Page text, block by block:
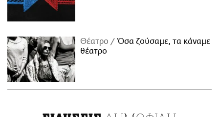
Θέατρο
Όσα ζούσαμε, τα κάναμε
θέατρο